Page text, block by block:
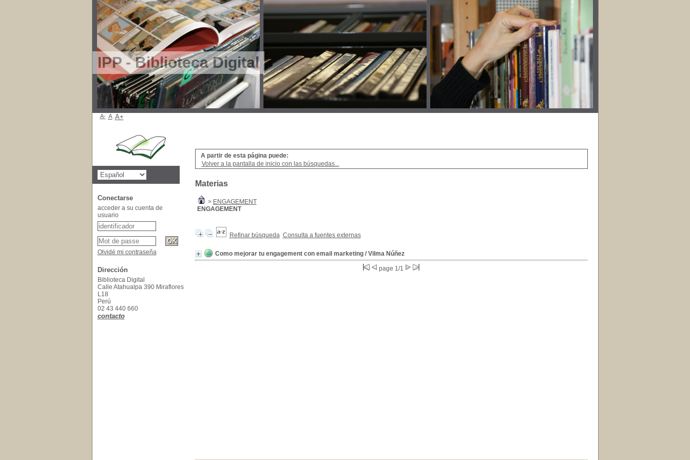
IPP - Biblioteca Digital
A partir de esta página puede:
Volver a la pantalla de inicio con las búsquedas...
Materias
> ENGAGEMENT
ENGAGEMENT
Refinar búsqueda Consulta a fuentes externas
Como mejorar tu engagement con email marketing/ Vilma Núñez
page 1/1
A- A A+
Conectarse
acceder a su cuenta de
usuario
Olvidé mi contraseña
Dirección
Biblioteca Digital
Calle Atahualpa 390 Miraflores
L18
Perú
02 43 440 660
contacto